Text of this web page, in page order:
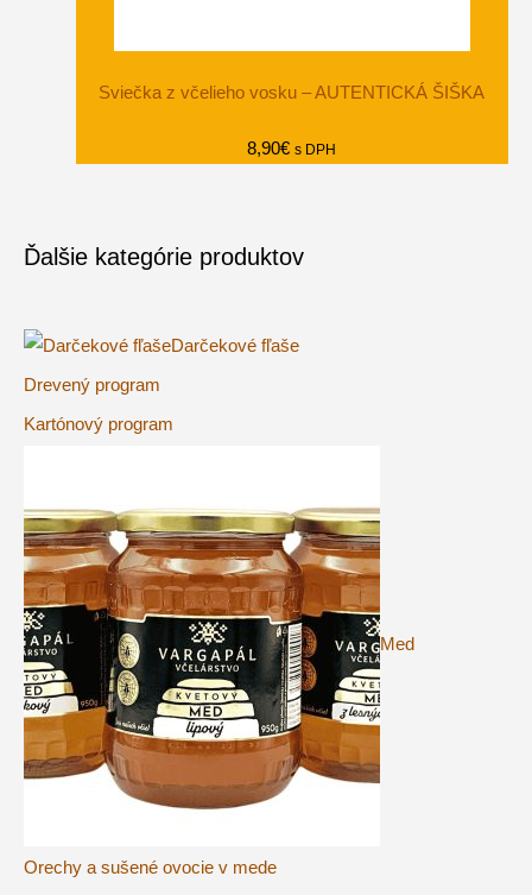
Sviečka z včelieho vosku – AUTENTICKÁ ŠIŠKA
8,90€ s DPH
Ďalšie kategórie produktov
Darčekové fľaše
Drevený program
Kartónový program
Med
Orechy a sušené ovocie v mede